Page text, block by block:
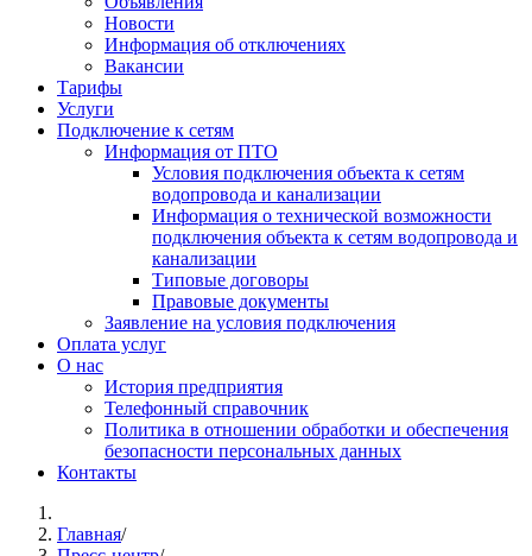
Новости
Информация об отключениях
Вакансии
Тарифы
Услуги
Подключение к сетям
Информация от ПТО
Условия подключения объекта к сетям
водопровода и канализации
Информация о технической возможности
подключения объекта к сетям водопровода и
канализации
Типовые договоры
Правовые документы
Заявление на условия подключения
Оплата услуг
О нас
История предприятия
Телефонный справочник
Политика в отношении обработки и обеспечения
безопасности персональных данных
Контакты
Главная/